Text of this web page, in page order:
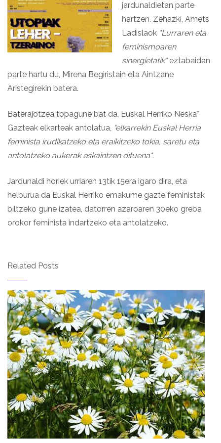
jardunaldietan parte
hartzen. Zehazki, Amets
Ladislaok "Lurraren eta
feminismoaren
sinergietatik"eztabaidan
parte hartu du, Mirena Begiristain eta Aintzane
Aristegirekin batera.
Baterajotzea topagune bat da, Euskal Herriko Neska*
Gazteak elkarteak antolatua, "elkarrekin Euskal Herria
feminista irudikatzeko eta eraikitzeko tokia, saretu eta
antolatzeko aukerak eskaintzen dituena".
Jardunaldi horiek urriaren 13tik 15era igaro dira, eta
helburua da Euskal Herriko emakume gazte feministak
biltzeko gune izatea, datorren azaroaren 30eko greba
orokor feminista indartzeko eta antolatzeko.
Related Posts